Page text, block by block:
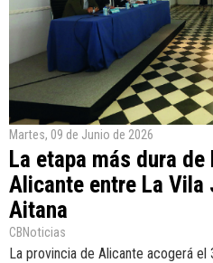
Martes, 09 de Junio de 2026
La etapa más dura
Alicante entre La
Aitana
CBNoticias
La provincia de Alicante acogerá